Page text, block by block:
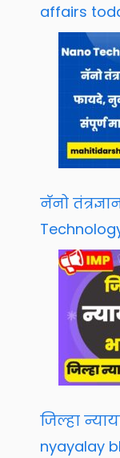
affairs
नॅनो
जिल्हा
nyayalay